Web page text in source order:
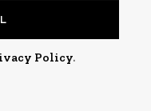
Policy.